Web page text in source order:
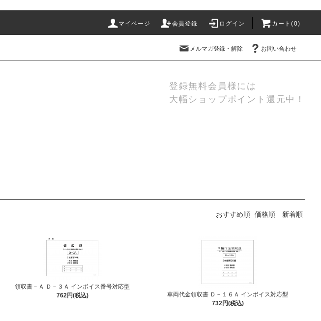
マイページ 会員登録 ログイン カート(0)
メルマガ登録・解除 お問い合わせ
登録無料会員様には
大幅ショップポイント還元中！
おすすめ順 価格順 新着順
領収書－Ａ Ｄ－３Ａ インボイス番号対応型
762円(税込)
車両代金領収書 Ｄ－１６Ａ インボイス対応型
732円(税込)